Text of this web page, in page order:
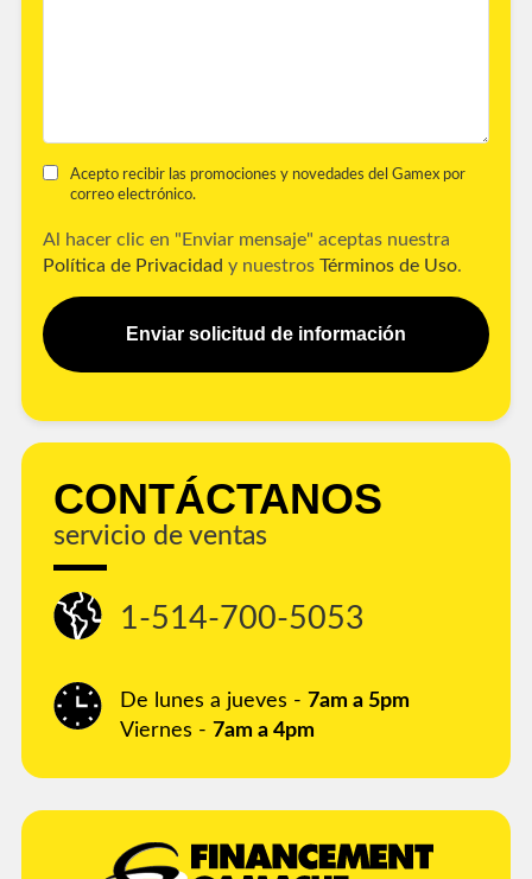
Acepto recibir las promociones y novedades del Gamex por
correo electrónico.
Al hacer clic en "Enviar mensaje" aceptas nuestra
Política de Privacidad y nuestros Términos de Uso.
Enviar solicitud de información
CONTÁCTANOS
servicio de ventas
1-514-700-5053
De lunes a jueves - 7am a 5pm
Viernes - 7am a 4pm